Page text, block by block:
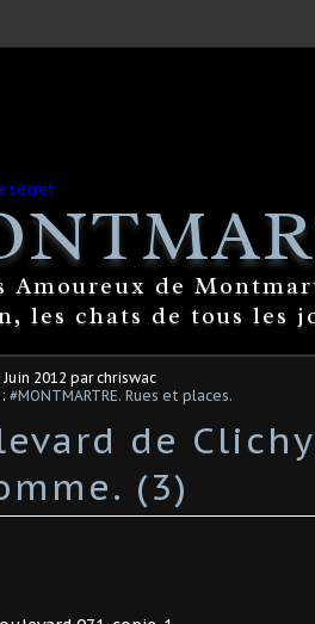
Amoureux de
les chats de tous les
Juin 2012 par chriswac
#MONTMARTRE. Rues et places.
de
(3)